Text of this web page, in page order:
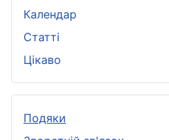
Календар
Статті
Цікаво
Подяки